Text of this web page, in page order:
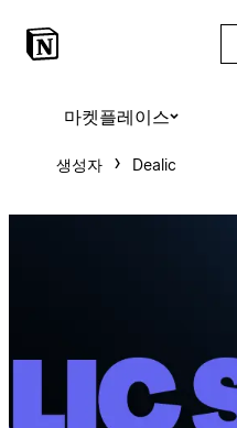
마켓플레이스
생성자 Dealic